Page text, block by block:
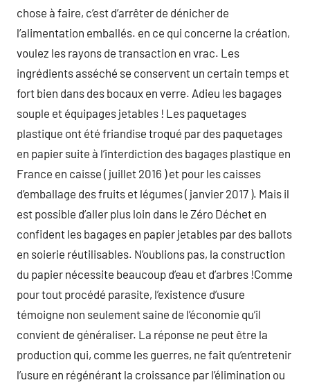
chose à faire, c’est d’arrêter de dénicher de
l’alimentation emballés. en ce qui concerne la création,
voulez les rayons de transaction en vrac. Les
ingrédients asséché se conservent un certain temps et
fort bien dans des bocaux en verre. Adieu les bagages
souple et équipages jetables ! Les paquetages
plastique ont été friandise troqué par des paquetages
en papier suite à l’interdiction des bagages plastique en
France en caisse ( juillet 2016 ) et pour les caisses
d’emballage des fruits et légumes ( janvier 2017 ). Mais il
est possible d’aller plus loin dans le Zéro Déchet en
confident les bagages en papier jetables par des ballots
en soierie réutilisables. N’oublions pas, la construction
du papier nécessite beaucoup d’eau et d’arbres !Comme
pour tout procédé parasite, l’existence d’usure
témoigne non seulement saine de l’économie qu’il
convient de généraliser. La réponse ne peut être la
production qui, comme les guerres, ne fait qu’entretenir
l’usure en régénérant la croissance par l’élimination ou